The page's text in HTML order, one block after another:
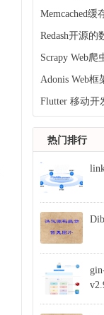
Memcached缓
Redash开源的
Scrapy Web爬
Adonis Web框
Flutter 移动开
热门排行